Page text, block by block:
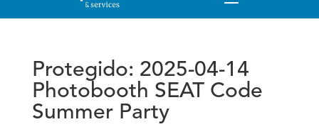
Protegido: 2025-04-14
Photobooth SEAT Code
Summer Party